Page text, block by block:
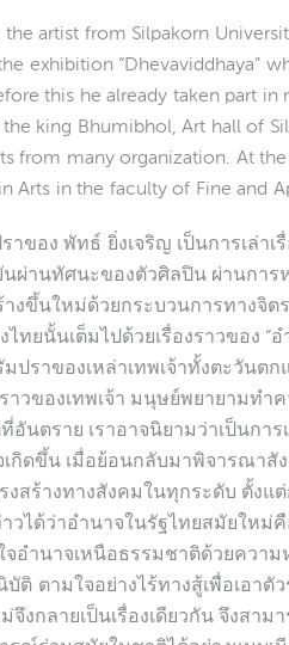
the artist from Silpakorn
exhibition “Dhevaviddhaya”
this he already taken part
the king Bhumibhol, Art hall of
from many organization. At
Arts in the faculty of Fine and
าของ พัทธ์ ยิ่งเจริญ เป็นการเล่า
ผ่านทัศนะของตัวศิลปิน ผ่านการ
งขึ้นใหม่ด้วยกระบวนการทางจิ
ทยนั้นเต็มไปด้วยเรื่องราวของ “
ราของเหล่าเทพเจ้าทั้งตะวันต
ราวของเทพเจ้า มนุษย์พยายามท
นตราย เราอาจนิยามว่าเป็นการ
เกิดขึ้น เมื่อย้อนกลับมาพิจารณา
งสร้างทางสังคมในทุกระดับ ตั้ง
วได้ว่าอำนาจในรัฐไทยสมัยใหม่
จอำนาจเหนือธรรมชาติด้วยควา
บัติ ตามใจอย่างไร้ทางสู้เพื่อเอา
จึงกลายเป็นเรื่องเดียวกัน จึงสา